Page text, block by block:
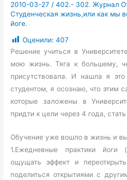
2010-03-27 /402.- 302. Журнал
Студенческая жизнь,или как мы
йоге.
Оценили: 407
Решение учиться в
мою жизнь. Тяга к большему,
присутствовала. И нашла я
студентом, я осознаю, что этим
которые заложены в
придти к цели через 4 года,
Обучение уже вошло в жизнь и
1.Ежедневные практики йоги
ощущать эффект и
поделиться открытиями с